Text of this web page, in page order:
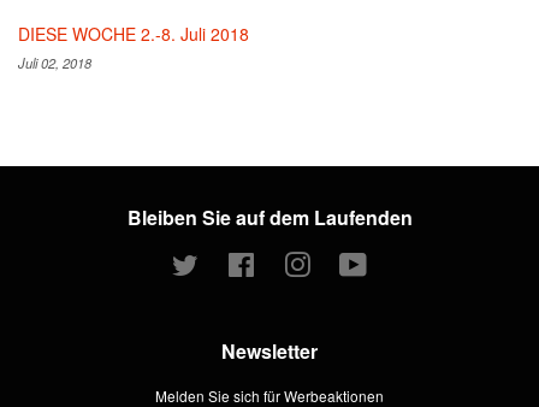
DIESE WOCHE 2.-8. Juli 2018
Juli 02, 2018
Bleiben Sie auf dem Laufenden
Twitter Facebook Instagram
Newsletter
Melden Sie sich für Werbeaktionen